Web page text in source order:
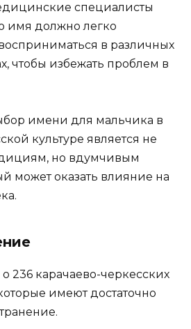
специалисты
имя должно легко
в различных
чтобы избежать проблем в
имени для мальчика в
культуре является не
но вдумчивым
может оказать влияние на
236 карачаево-черкесских
имеют достаточно